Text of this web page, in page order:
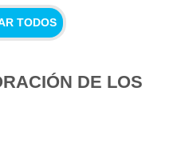
TODOS
DE LOS